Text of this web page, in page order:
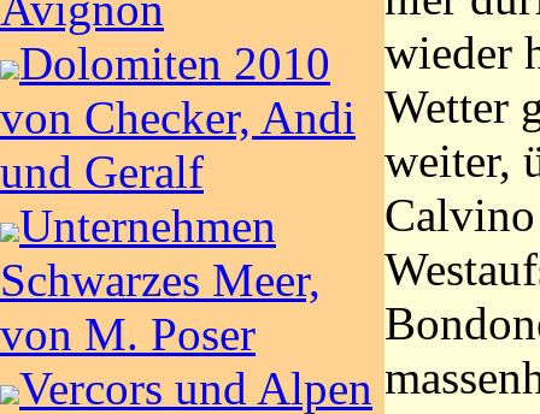
Dolomiten 2010
von Checker, Andi
und Geralf
Unternehmen
Schwarzes Meer,
von M. Poser
Vercors und Alpen
wieder
Wetter
weiter,